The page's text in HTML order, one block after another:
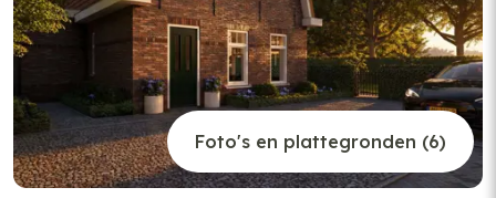
Foto's en plattegronden (6)